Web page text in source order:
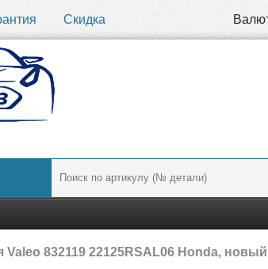
Скидка
Valeo 832119 22125RSAL06 Honda, новый